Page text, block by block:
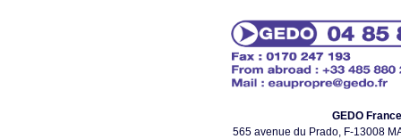
GEDO France
565 avenue du Prado, F-13008